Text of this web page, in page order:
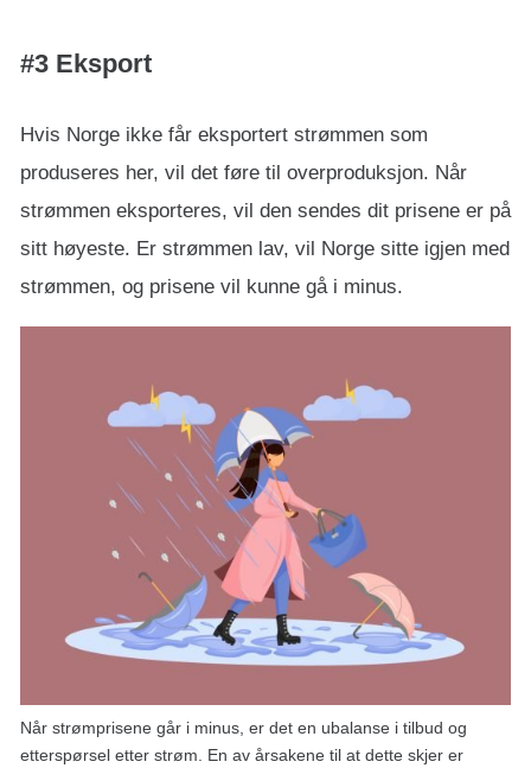
#3 Eksport
Hvis Norge ikke får eksportert strømmen som
produseres her, vil det føre til overproduksjon. Når
strømmen eksporteres, vil den sendes dit prisene er på
sitt høyeste. Er strømmen lav, vil Norge sitte igjen med
strømmen, og prisene vil kunne gå i minus.
Når strømprisene går i minus, er det en ubalanse i tilbud og
etterspørsel etter strøm. En av årsakene til at dette skjer er